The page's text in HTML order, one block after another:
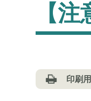
【
印刷